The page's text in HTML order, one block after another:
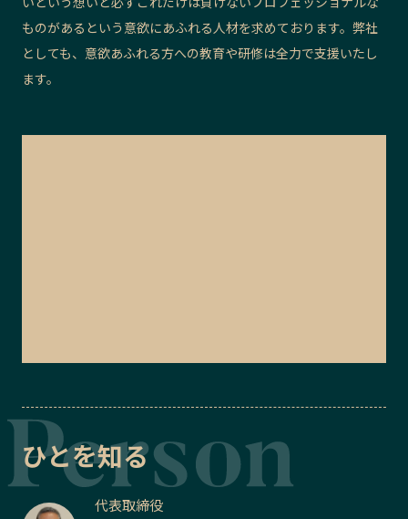
ものがあるという意欲にあふれる人材を求めております。弊社
としても、意欲あふれる方への教育や研修は全力で支援いたし
ます。
ひとを知る
代表取締役